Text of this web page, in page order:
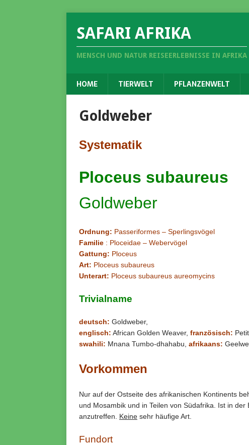
SAFARI AFRIKA
MENSCH UND NATUR REISEERLEBNISSE IN AFRIKA
HOME TIERWELT PFLANZENWELT
Goldweber
Systematik
Ploceus subaureus
Goldweber
Ordnung: Passeriformes – Sperlingsvögel
Familie : Ploceidae – Webervögel
Gattung: Ploceus
Art: Ploceus subaureus
Unterart: Ploceus subaureus aureomycins
Trivialname
deutsch: Goldweber,
englisch: African Golden Weaver, französisch:
swahili: Mnana Tumbo-dhahabu, afrikaans:
Vorkommen
Nur auf der Ostseite des afrikanischen Kontinents
und Mosambik und in Teilen von Südafrika. Ist in
anzutreffen. Keine sehr häufige Art.
Fundort